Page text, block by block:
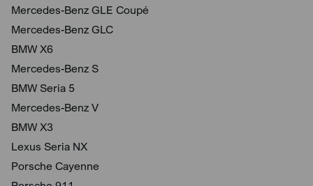
Mercedes-Benz GLE Coupé
Mercedes-Benz GLC
BMW X6
Mercedes-Benz S
BMW Seria 5
Mercedes-Benz V
BMW X3
Lexus Seria NX
Porsche Cayenne